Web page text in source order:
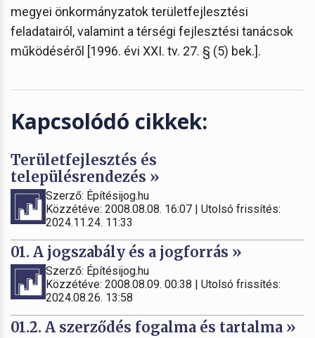
megyei önkormányzatok területfejlesztési
feladatairól, valamint a térségi fejlesztési tanácsok
működéséről [1996. évi XXI. tv. 27. § (5) bek.].
Kapcsolódó cikkek:
Területfejlesztés és
településrendezés »
Szerző: Építésijog.hu
Közzétéve: 2008.08.08. 16:07 | Utolsó frissítés:
2024.11.24. 11:33
01. A jogszabály és a jogforrás »
Szerző: Építésijog.hu
Közzétéve: 2008.08.09. 00:38 | Utolsó frissítés:
2024.08.26. 13:58
01.2. A szerződés fogalma és tartalma »